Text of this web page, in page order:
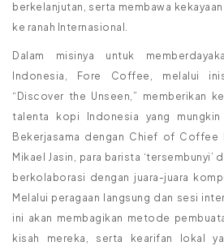
berkelanjutan, serta membawa
ke ranah Internasional.
Dalam misinya untuk
Indonesia, Fore Coffee, melalui
“Discover the Unseen,” memberikan
talenta kopi Indonesia yang
Bekerjasama dengan Chief of
Mikael Jasin, para barista ‘tersembunyi’
berkolaborasi dengan juara-juara
Melalui peragaan langsung dan sesi
ini akan membagikan metode
kisah mereka, serta kearifan lokal